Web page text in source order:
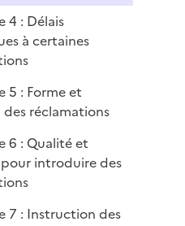
4 : Délais
à certaines
5 : Forme et
réclamations
6 : Qualité et
introduire des
7 : Instruction des